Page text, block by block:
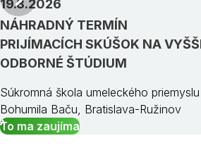
NÁHRADNÝ TERMÍN
PRIJÍMACÍCH SKÚŠOK NA
ODBORNÉ ŠTÚDIUM
19.8.2026
Súkromná škola umeleckého priemyslu
Bohumila Baču, Bratislava-Ružinov
To ma zaujíma